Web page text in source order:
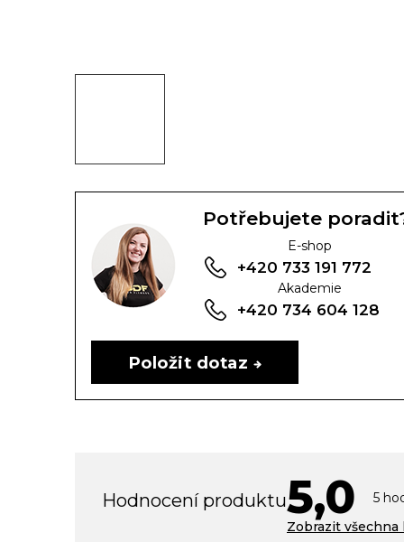
Potřebujete
E-shop
+420 733 191 772
Akademie
+420 734 604 128
Položit dotaz
Hodnocení produktu5,0
je
5
Zobrazit
ý